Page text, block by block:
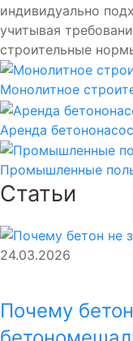
индивидуально
учитывая
строительные
Монолитное
Аренда
Промышленные
Статьи
24.03.2026
Почему